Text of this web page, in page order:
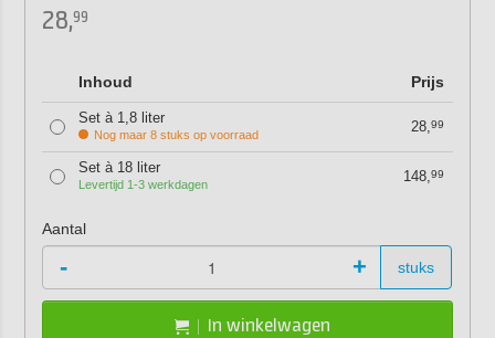
28,99
Inhoud Prijs
Set à 1,8 liter
Nog maar 8 stuks op voorraad 28,99
Set à 18 liter
Levertijd 1-3 werkdagen 148,99
Aantal
- + stuks
In winkelwagen